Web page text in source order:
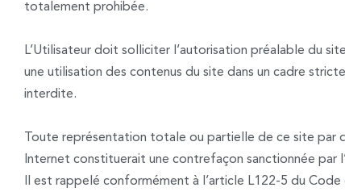
totalement prohibée.
L’Utilisateur doit solliciter l’autorisation préalable du
une utilisation des contenus du site dans un cadre
interdite.
Toute représentation totale ou partielle de ce site par
Internet constituerait une contrefaçon sanctionnée
Il est rappelé conformément à l’article L122-5 du